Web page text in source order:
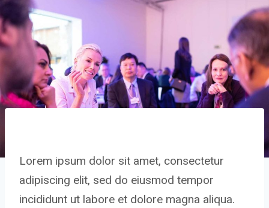
Lorem ipsum dolor sit amet, consectetur
adipiscing elit, sed do eiusmod tempor
incididunt ut labore et dolore magna aliqua.